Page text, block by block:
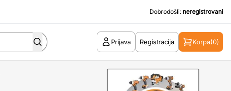
Dobrodošli: neregistrovani
Prijava Registracija Korpa(0)